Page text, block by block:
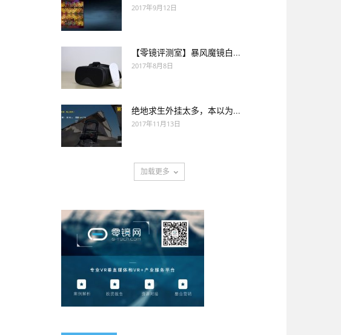
2017年9月12日
【零镜评测室】暴风魔镜白...
2017年8月8日
绝地求生外挂太多，本以为...
2017年11月13日
加载更多